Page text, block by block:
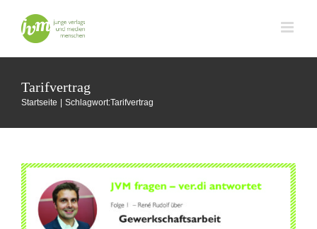
Inhalt
springen
Tarifvertrag
Startseite Schlagwort:Tarifvertrag